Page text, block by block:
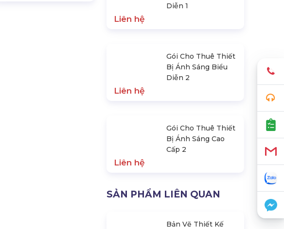
Diễn 1
Liên hệ
Gói Cho Thuê Thiết
Bị Ánh Sáng Biểu
Diễn 2
Liên hệ
Gói Cho Thuê Thiết
Bị Ánh Sáng Cao
Cấp 2
Liên hệ
SẢN PHẨM LIÊN QUAN
Bản Vẽ Thiết Kế